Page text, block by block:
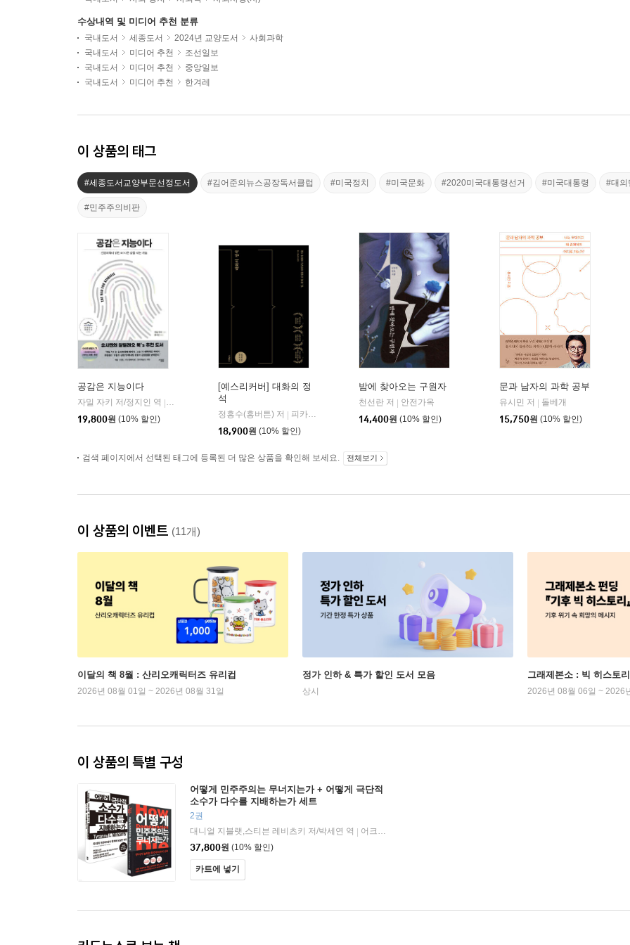
수상내역 및 미디어 추천 분류
국내도서 세종도서 2024년 교양도서
사회과학
국내도서
미디어 추천
조선일보
국내도서
미디어 추천
중앙일보
국내도서
미디어 추천 한겨레
이 상품의 태그
#세종도서교양부문선정도서 #김어준의뉴스공장독서클럽 #미국정치 #미국문화 #2020미국대통령선거 #미국대통령 #대의
#민주주의비판
공감은 지능이다
자밀 자키 저/정지인 역
심심
19,800원 (10% 할인)
[예스리커버] 대화의 정
석
정흥수(흥버튼) 저
피카(FIKA)
18,900원 (10% 할인)
밤에 찾아오는 구원자
천선란 저
안전가옥
14,400원 (10% 할인)
문과 남자의 과학 공부
유시민 저
돌베개
15,750원 (10% 할인)
검색 페이지에서 선택된 태그에 등록된 더 많은 상품을 확인해 보세요. 전체보기
이 상품의 이벤트 (11개)
이달의 책 8월 : 산리오캐릭터즈 유리컵
2026년 08월 01일 ~ 2026년 08월 31일
정가 인하 & 특가 할인 도서 모음
상시
그래제본소 : 빅 히스토리
2026년 08월 06일 ~ 2026
이 상품의 특별 구성
어떻게 민주주의는 무너지는가 + 어떻게 극단적
소수가 다수를 지배하는가 세트
2권
대니얼 지블랫,스티븐 레비츠키 저/박세연 역
어크로스
37,800원 (10% 할인)
카트에 넣기